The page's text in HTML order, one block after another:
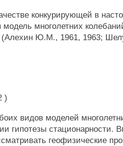
конкурирующей в
модель многолетних
(Алехин Ю.М., 1961, 1963;
)
видов моделей
гипотезы стационарности.
геофизические